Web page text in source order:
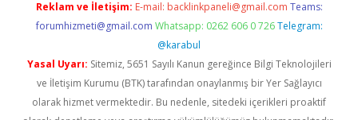
Reklam ve İletişim: E-mail: backlinkpaneli@gmail.com Teams:
forumhizmeti@gmail.com Whatsapp: 0262 606 0 726 Telegram:
@karabul
Yasal Uyarı: Sitemiz, 5651 Sayılı Kanun gereğince Bilgi Teknolojileri
ve İletişim Kurumu (BTK) tarafından onaylanmış bir Yer Sağlayıcı
olarak hizmet vermektedir. Bu nedenle, sitedeki içerikleri proaktif